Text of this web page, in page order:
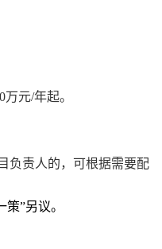
元/年起。
负责人的，可根据需要配
策”另议。